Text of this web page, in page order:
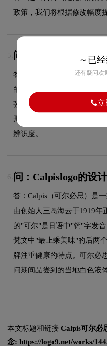
政策，我们将根据修改幅度
5. 问：Calpislogo采用
答：Calpis品牌整体使用的
的品牌定位，以双色搭配为
强了品牌的现代感和时尚度
形设计美学，又能有效吸引
辨识度。
6. 问：Calpislogo的设
答：Calpis（可尔必思）是
由创始人三岛海云于1919年
的"可尔"是日语中"钙"字发
梵文中"最上乘美味"的后两
牌注重健康的特点。可尔必
问期间品尝到的当地白色液
本文标题和链接 Calpis可尔必
念: https://logo9.net/works/
～已
还有疑问欢
立